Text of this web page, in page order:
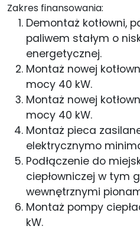
Zakres finansowania:
Demontaż kotłowni,
paliwem stałym o
energetycznej.
Montaż nowej
mocy 40 kW.
Montaż nowej
mocy 40 kW.
Montaż pieca
elektrycznymo
Podłączenie do
ciepłowniczej w tym
wewnętrznymi
Montaż pompy
kW.